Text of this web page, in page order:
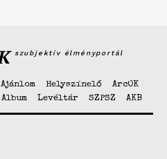
szubjektív élményportál
Ajánlom Helyszínelő
ArcOK
Album Levéltár SZPSZ AKB